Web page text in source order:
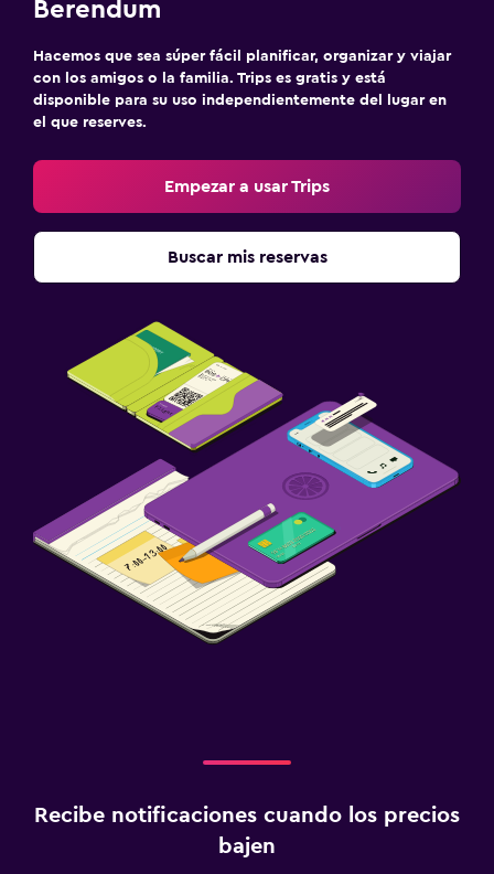
Berendum
Hacemos que sea súper fácil planificar, organizar y viajar
con los amigos o la familia. Trips es gratis y está
disponible para su uso independientemente del lugar en
el que reserves.
Empezar a usar Trips
Buscar mis reservas
Recibe notificaciones cuando los precios
bajen